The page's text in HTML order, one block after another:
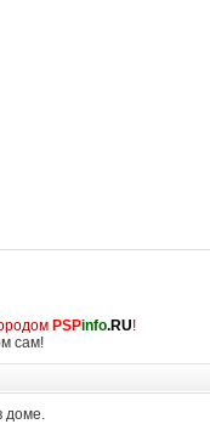
PSPinfo.RU!
сам!
доме.